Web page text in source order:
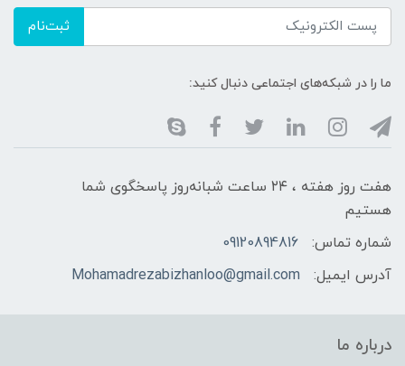
ثبت‌نام
ما را در شبکه‌های اجتماعی دنبال کنید:
هفت روز هفته ، ۲۴ ساعت شبانه‌روز پاسخگوی شما
هستیم
شماره تماس:
09120894816
آدرس ایمیل:
Mohamadrezabizhanloo@gmail.com
درباره ما